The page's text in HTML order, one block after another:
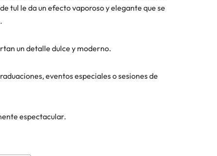
tul le da un efecto vaporoso y elegante que se
un detalle dulce y moderno.
eventos especiales o sesiones de
espectacular.